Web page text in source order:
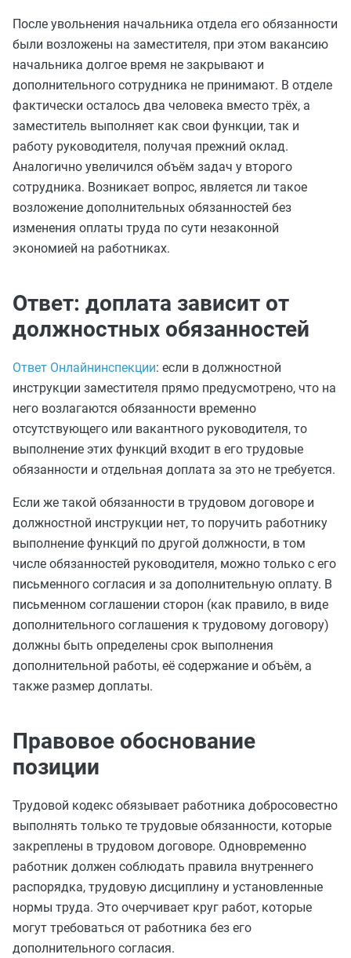
После увольнения начальника отдела его обязанности
были возложены на заместителя, при этом вакансию
начальника долгое время не закрывают и
дополнительного сотрудника не принимают. В отделе
фактически осталось два человека вместо трёх, а
заместитель выполняет как свои функции, так и
работу руководителя, получая прежний оклад.
Аналогично увеличился объём задач у второго
сотрудника. Возникает вопрос, является ли такое
возложение дополнительных обязанностей без
изменения оплаты труда по сути незаконной
экономией на работниках.
Ответ: доплата зависит от
должностных обязанностей
Ответ Онлайнинспекции: если в должностной
инструкции заместителя прямо предусмотрено, что на
него возлагаются обязанности временно
отсутствующего или вакантного руководителя, то
выполнение этих функций входит в его трудовые
обязанности и отдельная доплата за это не требуется.
Если же такой обязанности в трудовом договоре и
должностной инструкции нет, то поручить работнику
выполнение функций по другой должности, в том
числе обязанностей руководителя, можно только с его
письменного согласия и за дополнительную оплату. В
письменном соглашении сторон (как правило, в виде
дополнительного соглашения к трудовому договору)
должны быть определены срок выполнения
дополнительной работы, её содержание и объём, а
также размер доплаты.
Правовое обоснование
позиции
Трудовой кодекс обязывает работника добросовестно
выполнять только те трудовые обязанности, которые
закреплены в трудовом договоре. Одновременно
работник должен соблюдать правила внутреннего
распорядка, трудовую дисциплину и установленные
нормы труда. Это очерчивает круг работ, которые
могут требоваться от работника без его
дополнительного согласия.